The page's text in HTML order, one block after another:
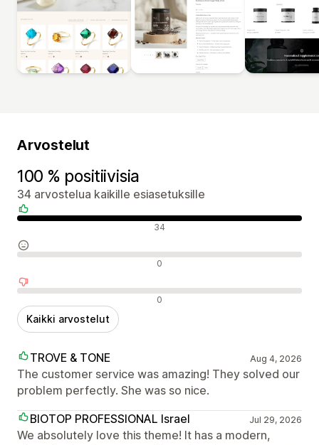
Arvostelut
100 % positiivisia
34 arvostelua kaikille esiasetuksille
Positiiviset arvostelut 34
Neutraalit arvostelut 0
Negatiiviset arvostelut 0
Kaikki arvostelut
TROVE & TONE Aug 4, 2026
The customer service was amazing! They solved our
problem perfectly. She was so nice.
BIOTOP PROFESSIONAL Israel
Jul 29, 2026
We absolutely love this theme! It has a modern,